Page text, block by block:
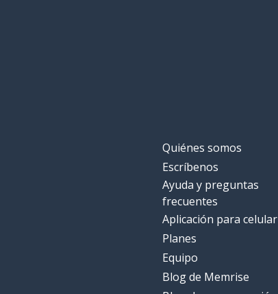
Quiénes somos
Escríbenos
Ayuda y preguntas
frecuentes
Aplicación para celular
Planes
Equipo
Blog de Memrise